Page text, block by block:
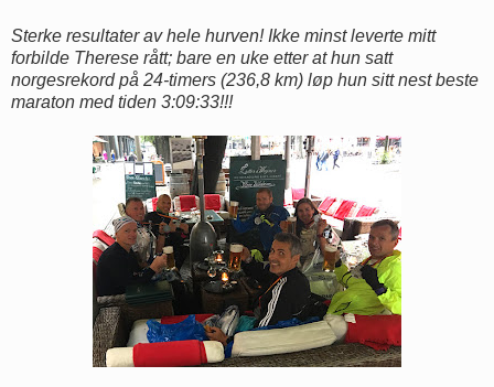
Sterke resultater av hele hurven! Ikke minst leverte mitt
forbilde Therese rått; bare en uke etter at hun satt
norgesrekord på 24-timers (236,8 km) løp hun sitt nest beste
maraton med tiden 3:09:33!!!